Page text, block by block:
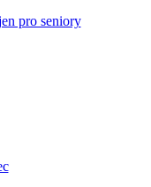
pro seniory